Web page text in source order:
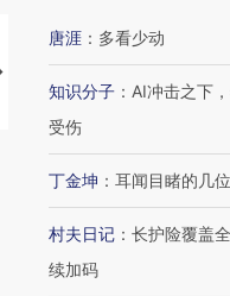
【推广】走进第四届链博
会，让数智科技“链”接产
【特
唐涯 ： 多看少动
知识分子 ： AI冲击之下
受伤
丁金坤 ： 耳闻目睹的几
村夫日记 ： 长护险覆盖
续加码